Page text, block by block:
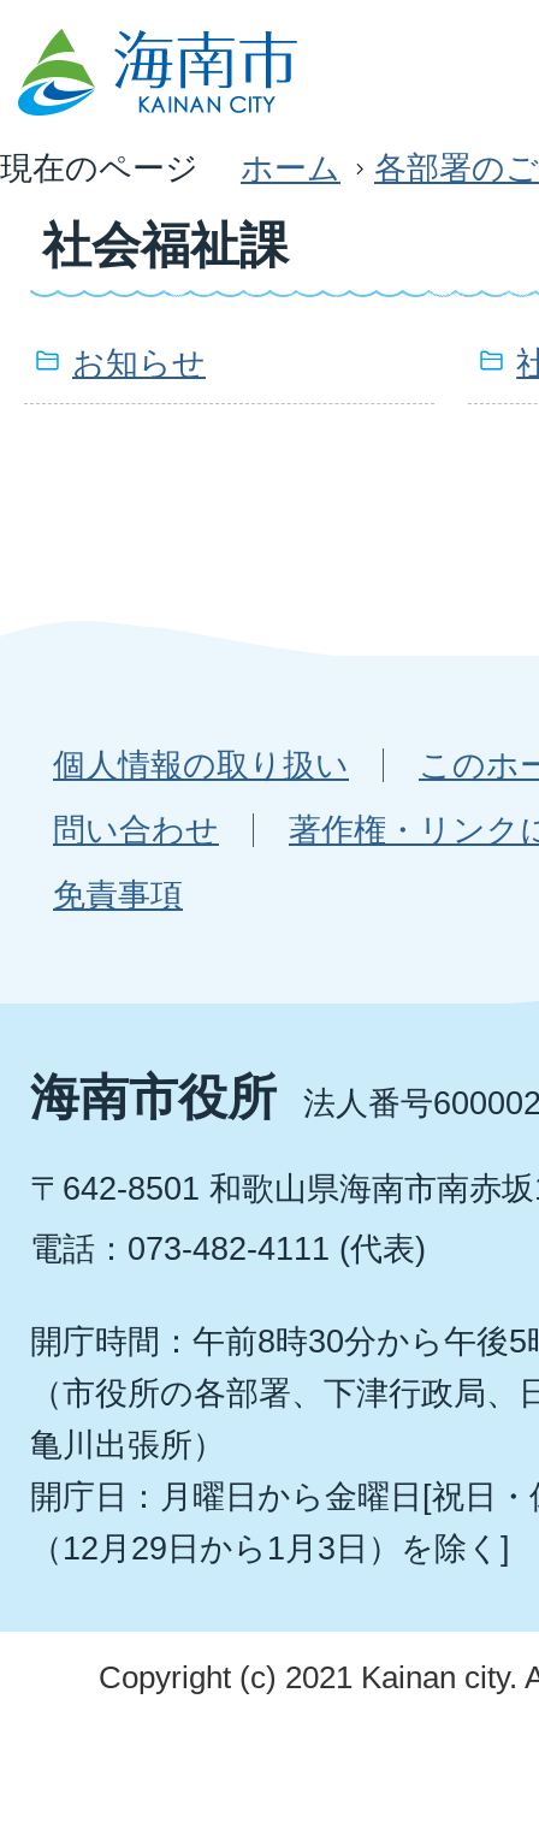
現在のページ ホーム 各部署の
社会福祉課
お知らせ
個人情報の取り扱い
このホ
問い合わせ
著作権・リンク
免責事項
海南市役所 法人番号
〒642-8501 和歌山県海南市南赤
電話：073-482-4111 (代表)
開庁時間：午前8時30分から午後5
（市役所の各部署、下津行政局
亀川出張所）
開庁日：月曜日から金曜日[祝日
（12月29日から1月3日）を除く]
Copyright (c) 2021 Kainan city.